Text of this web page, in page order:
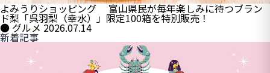
よみうりショッピング 富山県民が毎年楽しみに待つブラン
ド梨「呉羽梨（幸水）」限定100箱を特別販売！
● グルメ 2026.07.14
新着記事